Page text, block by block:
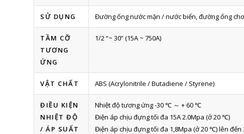
SỬ DỤNG Đường ống nước mặn / nước biển, đường ống
TẦM CỠ
TƯƠNG
ỨNG
1/2 “~ 30” (15A ~ 750A)
VẬT CHẤT ABS (Acrylonitrile / Butadiene / Styrene)
ĐIỀU KIỆN
NHIỆT ĐỘ
/ ÁP SUẤT
Nhiệt độ tương ứng -30 ℃ ～ + 60 ℃
Điện áp chịu đựng tối đa 15A 2.0Mpa (ở 20 ℃)
Điện áp chịu đựng tối đa 1,8Mpa (ở 20 ℃) lên đến